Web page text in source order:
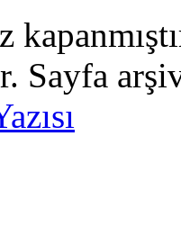
Sayfa